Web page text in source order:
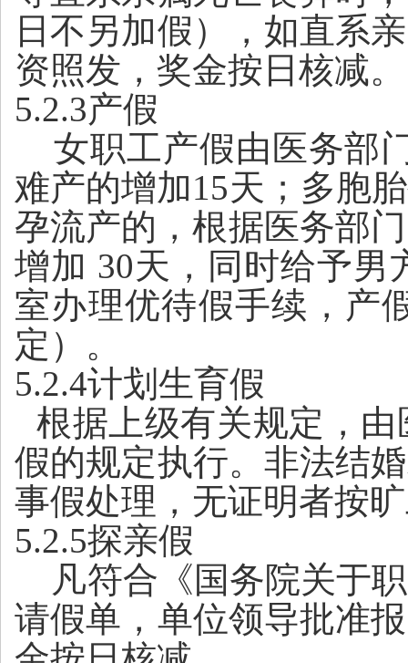
日不另加假），如直系
资照发，奖金按日核减。
5.2.3产假
女职工产假由医务部
难产的增加15天；多胞
孕流产的，根据医务部
增加 30天，同时给予男
室办理优待假手续，产
定）。
5.2.4计划生育假
根据上级有关规定，
假的规定执行。非法结
事假处理，无证明者按
5.2.5探亲假
凡符合《国务院关于
请假单，单位领导批准